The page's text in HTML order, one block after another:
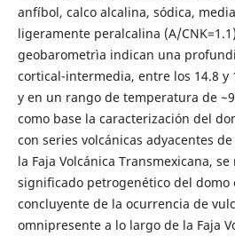
anfíbol, calco alcalina, sódica,
ligeramente peralcalina (A/
geobarometrìa indican una
cortical-intermedia, entre los 14.8 y
y en un rango de temperatura de
como base la caracterización del
con series volcánicas adyacentes
la Faja Volcánica Transmexicana,
significado petrogenético del domo
concluyente de la ocurrencia de
omnipresente a lo largo de la Faja